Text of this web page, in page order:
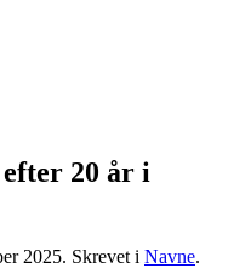
efter 20 år i
2025. Skrevet i Navne.